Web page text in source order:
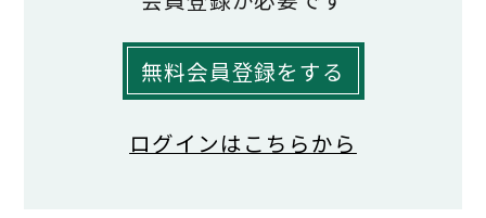
北海道に「四十物谷（あいものや）」と
いう名字があります。この家は、元々本州
に住んでいて「四十物（あいもの）」を名
無料会員登録をする
ログインはこちらから